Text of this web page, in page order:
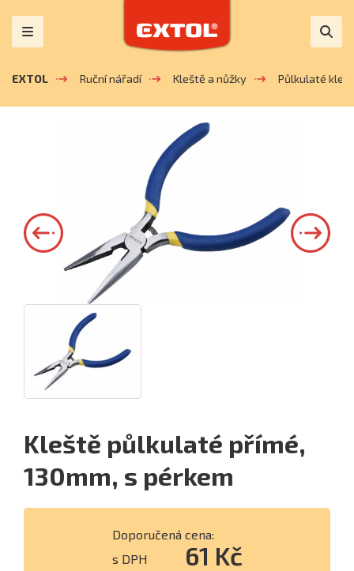
EXTOL Ruční nářadí Kleště a nůžky Půlkulaté
Kleště půlkulaté přímé,
130mm, s pérkem
Doporučená cena:
s DPH
61 Kč